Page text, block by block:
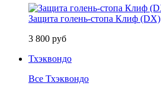
Защита голень-стопа Клиф (DX)
3 800 руб
Тхэквондо
Все Тхэквондо